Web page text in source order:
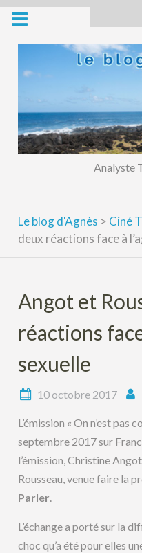
Skip
content
Analyste
Le blog d'Agnès > Ciné
deux réactions face à
Angot et
réactions
sexuelle
10 octobre 2017
L’émission « On n’est pas
septembre 2017 sur
l’émission, Christine
Rousseau, venue faire la
Parler.
L’échange a porté sur la
choc qu’a été pour elles